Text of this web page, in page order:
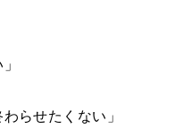
らせたくない」